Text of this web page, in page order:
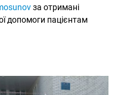
за отримані
допомоги пацієнтам